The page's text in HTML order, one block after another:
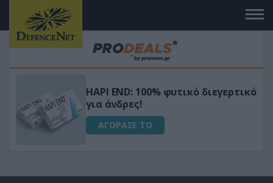
Μεταμόρφωσε τον κήπο σου με το
Ultra Box Μίνι Αλυσοπρίονο με
μπαταρία λιθίου
ΑΓΟΡΑΣΕ ΤΟ